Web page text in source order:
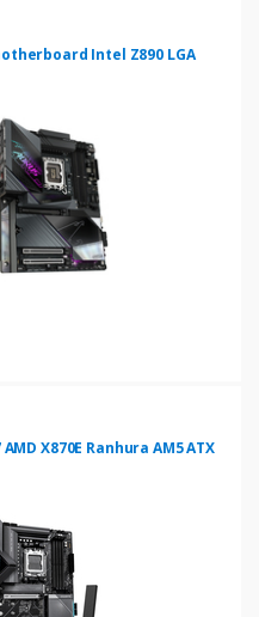
Intel Z890 LGA
AMD X870E Ranhura AM5 ATX